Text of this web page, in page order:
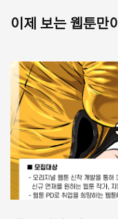
이제 보는 웹툰만